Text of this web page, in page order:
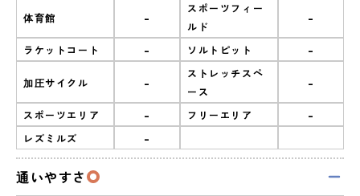
体育館 -
スポーツフィー
ルド
-
ラケットコート - ソルトピット -
加圧サイクル -
ストレッチスペ
ース
-
スポーツエリア - フリーエリア -
レズミルズ -
通いやすさ